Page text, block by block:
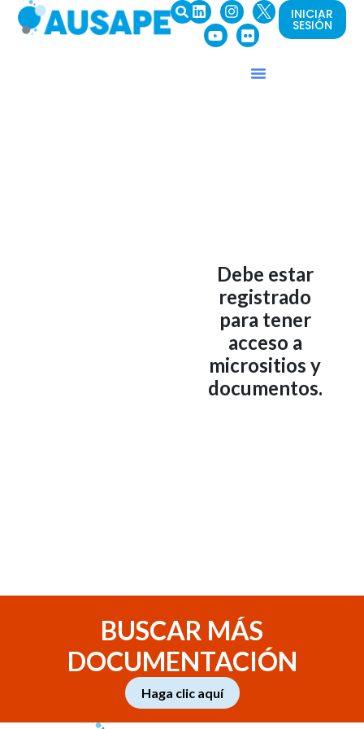
INICIAR
SESIÓN
Debe estar
registrado
para tener
acceso a
micrositios y
documentos.
BUSCAR MÁS
DOCUMENTACIÓN
Haga clic aquí